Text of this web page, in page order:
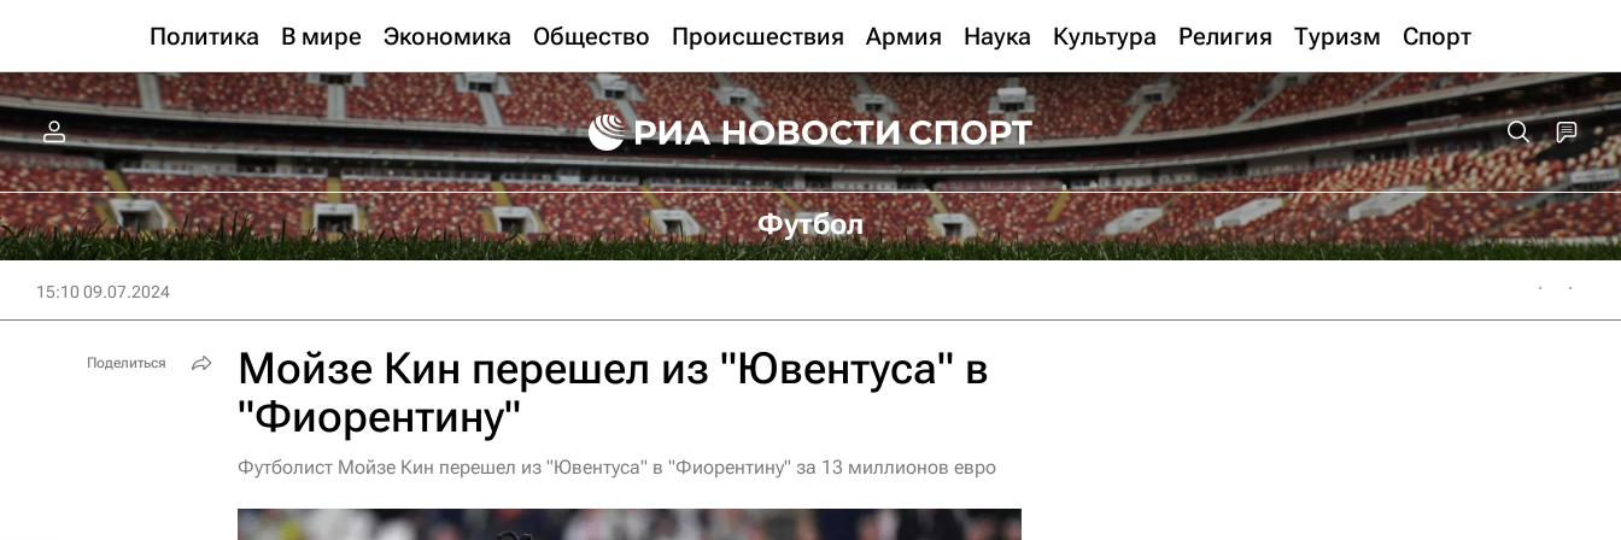
Политика В мире Экономика Общество Происшествия Армия Наука Культура Религия Туризм Спорт
Футбол
15:10 09.07.2024
Мойзе Кин перешел из "Ювентуса" в
"Фиорентину"
Футболист Мойзе Кин перешел из "Ювентуса" в "Фиорентину" за 13 миллионов евро
Поделиться